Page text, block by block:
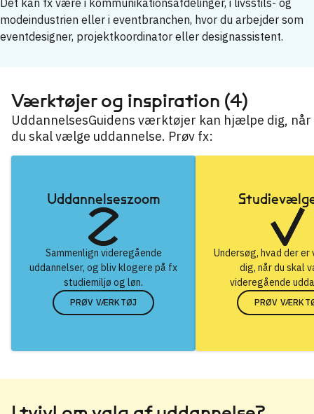
modeindustrien eller i eventbranchen, hvor du arbejder som
eventdesigner, projektkoordinator eller designassistent.
Værktøjer og inspiration (4)
UddannelsesGuidens værktøjer kan hjælpe dig, når
du skal vælge uddannelse. Prøv fx:
Uddannelseszoom
Sammenlign videregående
uddannelser, og bliv klogere på fx
studiemiljø og løn.
PRØV VÆRKTØJ
Undersøg, hvad der
dig, når du skal
videregående
PRØV